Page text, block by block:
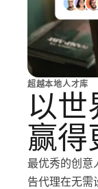
超越本地人才库
以世
赢得
最优秀的创意
告代理在无需